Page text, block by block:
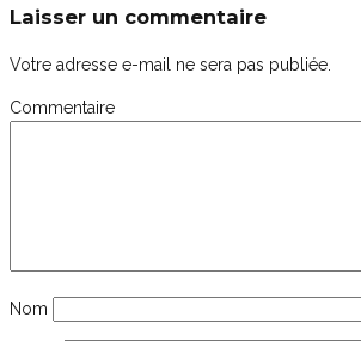
Laisser un commentaire
Votre adresse e-mail ne sera pas publiée.
Commentaire
Nom